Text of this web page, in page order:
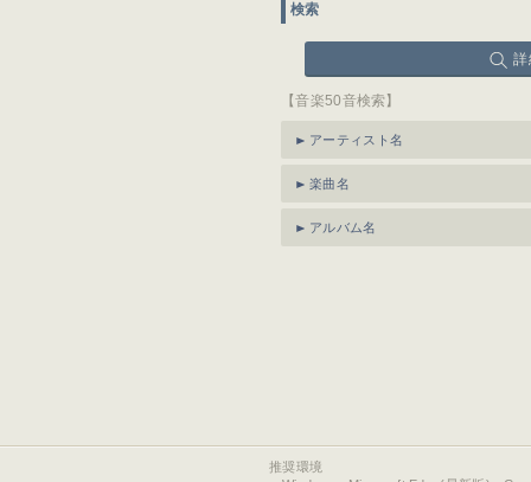
検索
詳
【音楽50音検索】
アーティスト名
楽曲名
アルバム名
推奨環境